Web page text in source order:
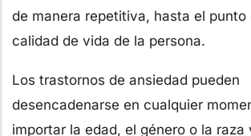
de manera repetitiva, hasta el punto
calidad de vida de la persona.
Los trastornos de ansiedad pueden
desencadenarse en cualquier
importar la edad, el género o la raza